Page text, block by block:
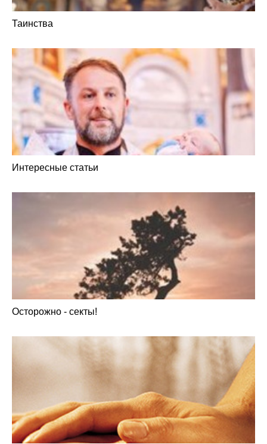
Таинства
Интересные статьи
Осторожно - секты!